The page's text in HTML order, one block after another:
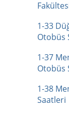
1-33
Otobüs
1-37
Otobüs
1-38
Saatleri